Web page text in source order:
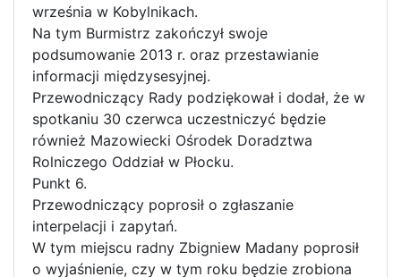
września w Kobylnikach.
Na tym Burmistrz zakończył swoje
podsumowanie 2013 r. oraz przestawianie
informacji międzysesyjnej.
Przewodniczący Rady podziękował i dodał, że w
spotkaniu 30 czerwca uczestniczyć będzie
również Mazowiecki Ośrodek Doradztwa
Rolniczego Oddział w Płocku.
Punkt 6.
Przewodniczący poprosił o zgłaszanie
interpelacji i zapytań.
W tym miejscu radny Zbigniew Madany poprosił
o wyjaśnienie, czy w tym roku będzie zrobiona